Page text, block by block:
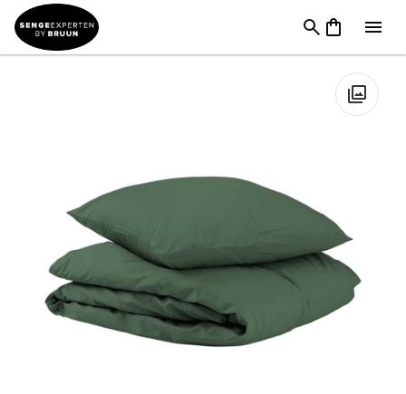
TILBUD → FØDSELSDAG Sengetøj & Lagner I Tilbud →
Sx
One Forest Bomuldssatin Sengetøj
🔍